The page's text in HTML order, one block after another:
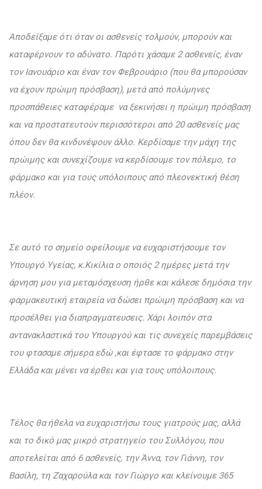
Αποδείξαμε ότι όταν οι ασθενείς τολμούν, μπορούν και
καταφέρνουν το αδύνατο. Παρότι χάσαμε 2 ασθενείς, έναν
τον Ιανουάριο και έναν τον Φεβρουάριο (που θα μπορούσαν
να έχουν πρώιμη πρόσβαση), μετά από πολύμηνες
προσπάθειες καταφέραμε να ξεκινήσει η πρώιμη πρόσβαση
και να προστατευτούν περισσότεροι από 20 ασθενείς μας
όπου δεν θα κινδυνέψουν άλλο. Κερδίσαμε την μάχη της
πρώιμης και συνεχίζουμε να κερδίσουμε τον πόλεμο, το
φάρμακο και για τους υπόλοιπους από πλεονεκτική θέση
πλέον.
Σε αυτό το σημείο οφείλουμε να ευχαριστήσουμε τον
Υπουργό Υγείας, κ.Κικίλια ο οποιός 2 ημέρες μετά την
άρνηση μου για μεταμόσχευση ήρθε και κάλεσε δημόσια την
φαρμακευτική εταιρεία να δώσει πρώιμη πρόσβαση και να
προσέλθει για διαπραγματευσεις. Χάρι λοιπόν στα
αντανακλαστικά του Υπουργού και τις συνεχείς παρεμβάσεις
του φτασαμε σήμερα εδώ ,και έφτασε το φάρμακο στην
Ελλάδα και μένει να έρθει και για τους υπόλοιπους.
Τέλος θα ήθελα να ευχαριστήσω τους γιατρούς μας, αλλά
και το δικό μας μικρό στρατηγείο του Συλλόγου, που
αποτελείται από 6 ασθενείς, την Άννα, τον Γιάννη, τον
Βασίλη, τη Ζαχαρούλα και τον Γιώργο και κλείνουμε 365